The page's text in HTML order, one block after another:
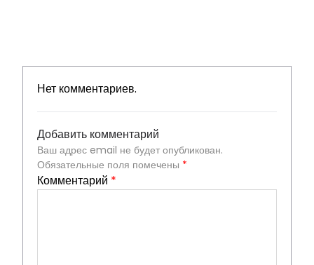
Нет комментариев.
Добавить комментарий
Ваш адрес email не будет опубликован.
Обязательные поля помечены *
Комментарий *